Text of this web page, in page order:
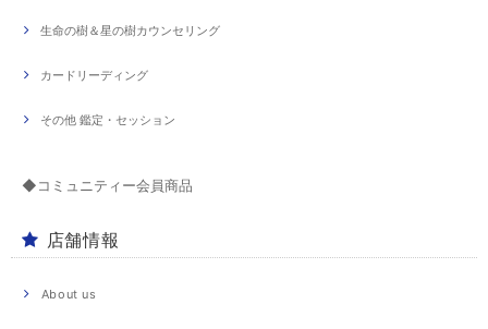
生命の樹＆星の樹カウンセリング
カードリーディング
その他 鑑定・セッション
◆コミュニティー会員商品
店舗情報
About us